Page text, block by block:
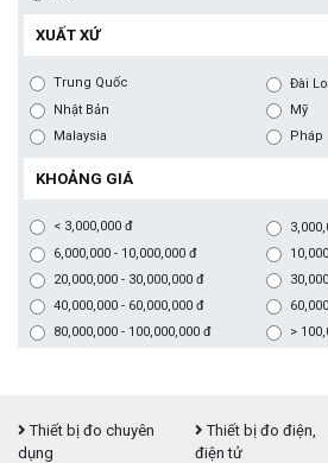
XUẤT XỨ
Trung Quốc
Đài
Nhật Bản
Mỹ
Malaysia
Pháp
KHOẢNG GIÁ
< 3,000,000 đ
6,000,000 - 10,000,000 đ
20,000,000 - 30,000,000 đ
40,000,000 - 60,000,000 đ
80,000,000 - 100,000,000 đ
>
Thiết bị đo chuyên
dụng
Thiết bị đo điện,
điện tử